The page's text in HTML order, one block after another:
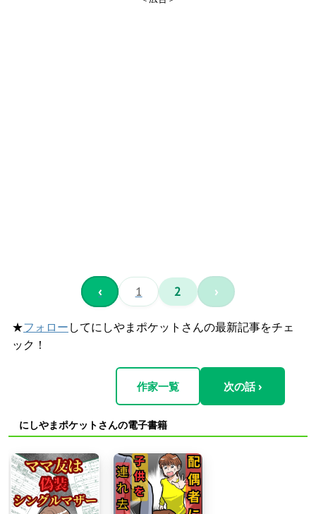
‹ 1 2 ›
★フォロー してにしやまポケットさんの最新記事をチェ
ック！
作家一覧 次の話 ›
にしやまポケットさんの電子書籍